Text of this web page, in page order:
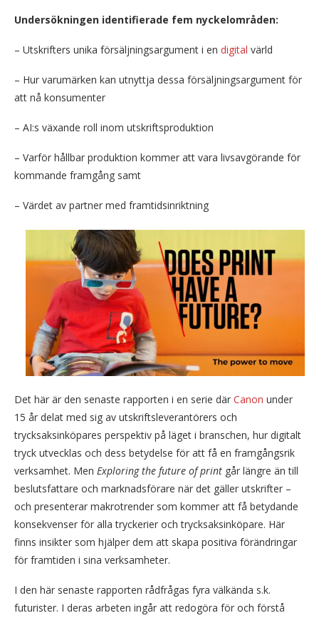
Undersökningen identifierade fem nyckelområden:
– Utskrifters unika försäljningsargument i en digital värld
– Hur varumärken kan utnyttja dessa försäljningsargument för
att nå konsumenter
– AI:s växande roll inom utskriftsproduktion
– Varför hållbar produktion kommer att vara livsavgörande för
kommande framgång samt
– Värdet av partner med framtidsinriktning
Det här är den senaste rapporten i en serie där Canon under
15 år delat med sig av utskriftsleverantörers och
trycksaksinköpares perspektiv på läget i branschen, hur digitalt
tryck utvecklas och dess betydelse för att få en framgångsrik
verksamhet. Men Exploring the future of print går längre än till
beslutsfattare och marknadsförare när det gäller utskrifter –
och presenterar makrotrender som kommer att få betydande
konsekvenser för alla tryckerier och trycksaksinköpare. Här
finns insikter som hjälper dem att skapa positiva förändringar
för framtiden i sina verksamheter.
I den här senaste rapporten rådfrågas fyra välkända s.k.
futurister. I deras arbeten ingår att redogöra för och förstå